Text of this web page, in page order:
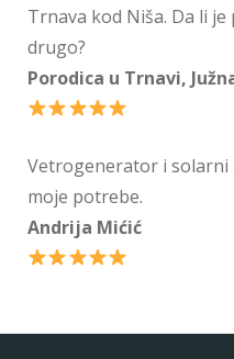
Trnava kod Niša. Da li
drugo?
Porodica u Trnavi,
Vetrogenerator i solarni
moje potrebe.
Andrija Mićić